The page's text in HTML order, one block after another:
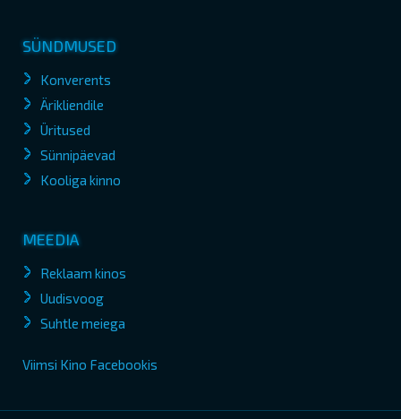
SÜNDMUSED
Konverents
Ärikliendile
Üritused
Sünnipäevad
Kooliga kinno
MEEDIA
Reklaam kinos
Uudisvoog
Suhtle meiega
Viimsi Kino Facebookis